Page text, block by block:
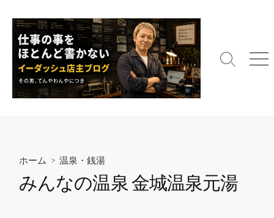
キ
検
メ
ホーム > 温泉・銭湯
みんなの温泉 金城温泉元湯